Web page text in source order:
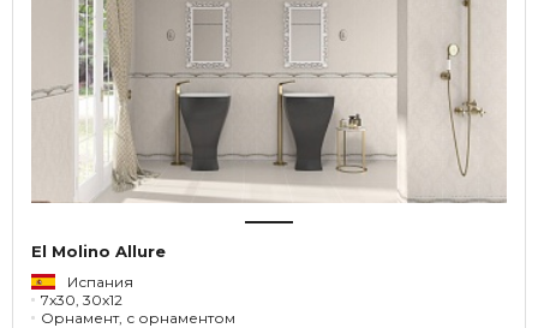
El Molino Allure
Испания
7x30, 30x12
Орнамент, с орнаментом